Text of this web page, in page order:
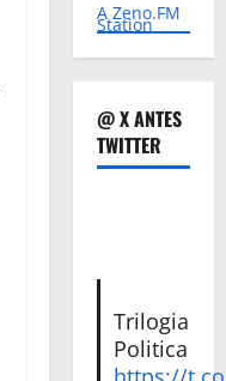
A Zeno.FM
Station
@ X ANTES
TWITTER
Trilogia
Politica